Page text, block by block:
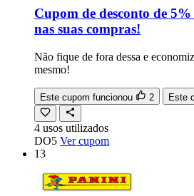
Cupom de desconto de
nas suas compras!
Não fique de fora dessa e
mesmo!
Este cupom funcionou 2 Este
4 usos utilizados
DO5 Ver cupom
13